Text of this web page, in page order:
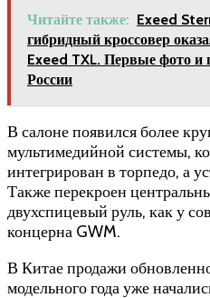
Читайте также: Exeed
гибридный кроссовер
Exeed TXL. Первые фото и
России
В салоне появился более
мультимедийной системы,
интегрирован в торпедо, а
Также перекроен
двухспицевый руль, как у
концерна GWM.
В Китае продажи
модельного года уже